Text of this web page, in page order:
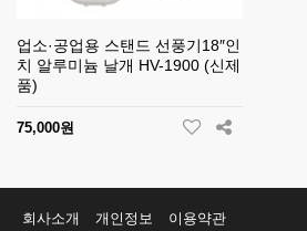
업소·공업용 스탠드 선풍기18″인
치 알루미늄 날개 HV-1900 (신제
품)
75,000원
회사소개 개인정보 이용약관